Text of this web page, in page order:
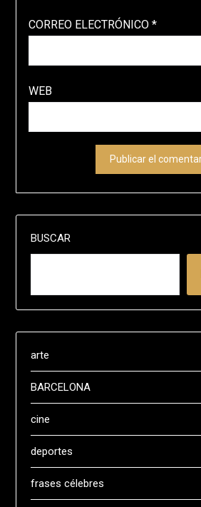
CORREO ELECTRÓNICO *
WEB
BUSCAR
arte
BARCELONA
cine
deportes
frases célebres